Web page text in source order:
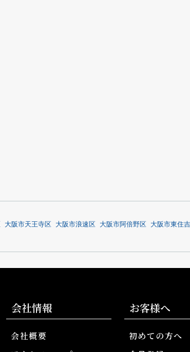
大阪市天王寺区 大阪市浪速区 大阪市阿倍野区 大阪市東住
会社情報
会社概要
お客様へ
初めての方へ